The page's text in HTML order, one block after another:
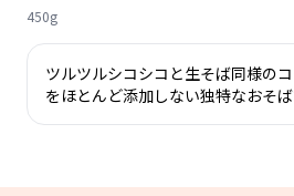
450g
ツルツルシコシコと生そば同様の
をほとんど添加しない独特なおそば